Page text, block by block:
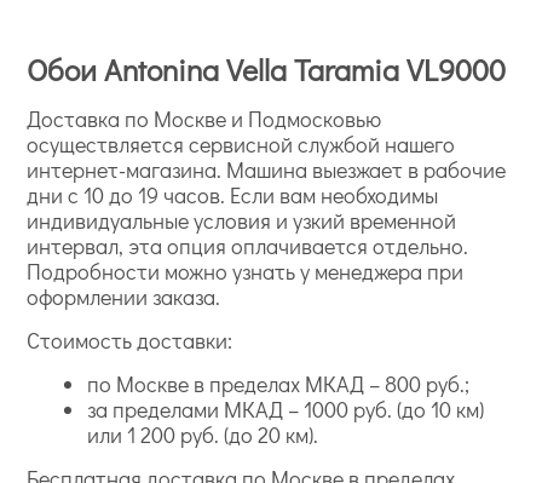
Обои Antonina Vella Taramia VL9000
Доставка по Москве и Подмосковью
осуществляется сервисной службой нашего
интернет-магазина. Машина выезжает в рабочие
дни с 10 до 19 часов. Если вам необходимы
индивидуальные условия и узкий временной
интервал, эта опция оплачивается отдельно.
Подробности можно узнать у менеджера при
оформлении заказа.
Стоимость доставки:
по Москве в пределах МКАД – 800 руб.;
за пределами МКАД – 1000 руб. (до 10 км)
или 1 200 руб. (до 20 км).